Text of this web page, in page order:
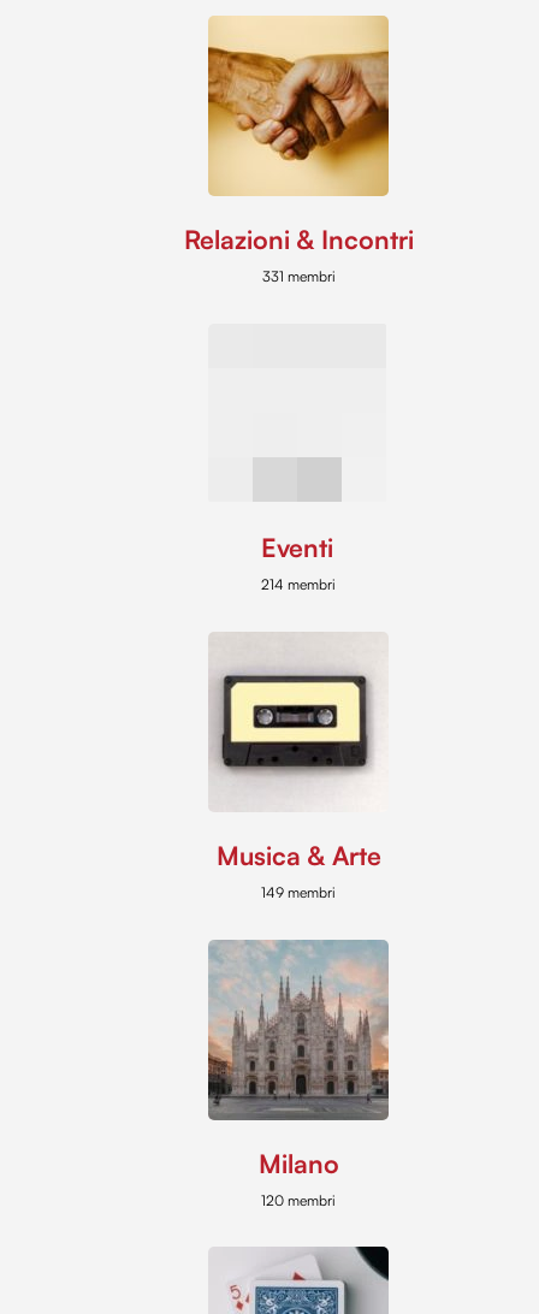
Relazioni & Incontri
331 membri
Eventi
214 membri
Musica & Arte
149 membri
Milano
120 membri